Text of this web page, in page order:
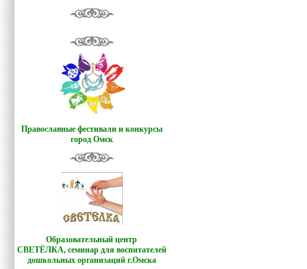
Православные фестивали и конкурсы
город Омск
Образовательный центр
СВЕТЁЛКА, семинар для воспитателей
дошкольных организаций г.Омска